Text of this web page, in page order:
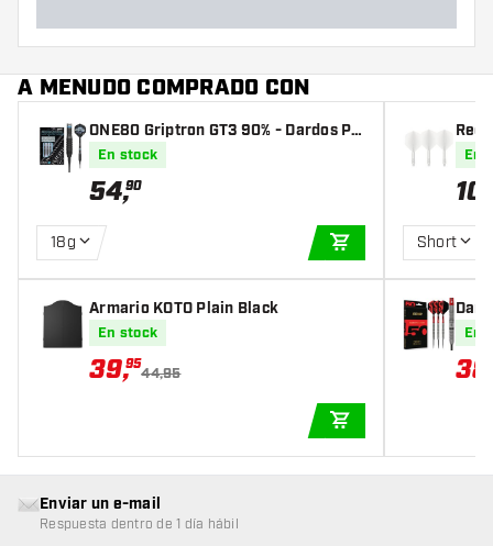
A MENUDO COMPRADO CON
ONE80 Griptron GT3 90% - Dardos Pu
nta Plastico
En stock
54,90
18g
AÑADIR A LA
Armario KOTO Plain Black
En stock
39,95
44,95
Red
En
10
Short
En
38
Enviar un e-mail
Respuesta dentro de 1 día hábil